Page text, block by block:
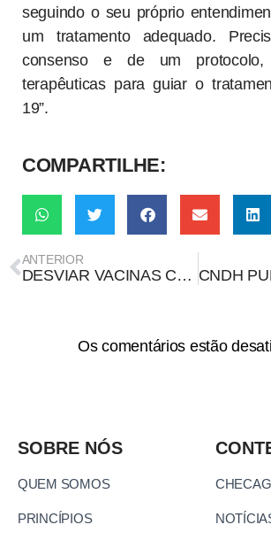
seguindo o seu próprio
um tratamento adequado.
consenso e de um protocolo,
terapêuticas para guiar o
19”.
COMPARTILHE:
ANTERIOR
DESVIAR VACINAS CONTRA COVID-19 PODE LEVAR A 12 ANOS DE PRISÃO
Os comentários estão
SOBRE NÓS
QUEM SOMOS
PRINCÍPIOS